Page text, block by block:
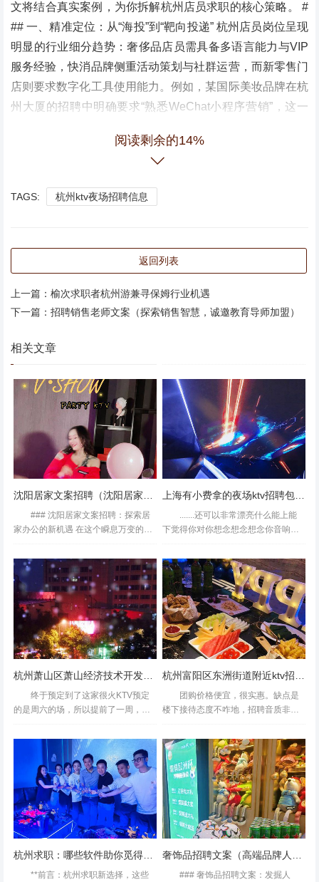
文将结合真实案例，为你拆解杭州店员求职的核心策略。 #
## 一、精准定位：从“海投”到“靶向投递” 杭州店员岗位呈现
明显的行业细分趋势：奢侈品店员需具备多语言能力与VIP
服务经验，快消品牌侧重活动策划与社群运营，而新零售门
店则要求数字化工具使用能力。例如，某国际美妆品牌在杭
州大厦的招聘中明确要求“熟悉WeChat小程序营销”，这一
分析自身优势**：外语能力突出者可聚焦进口商品店，擅长
社交媒体运营者适合新消费品牌； 2. **研究企业背景**：通
过天眼查查询企业注册资本、参保人数，规避皮包公司风
险； 3. **匹配岗位关键词**：在招聘平台搜索“高端零售”“客
级：超越基础服务的核心竞争力 杭州某连锁茶饮品牌负责
人透露：“现在招聘更看重‘场景化服务能力’。”例如，店员需
能根据顾客穿搭推荐饮品搭配，或通过观察聊天内容判断潜
在需求。这种转变源于杭州消费者对“情绪价值”的重视——
**实战技巧**： - **模拟服务场景**：面试前准备3个“如何化
解顾客抱怨”的案例，用STAR法则（情境-任务-行动-结果）
阐述； - **展示学习能力**：提及自学过的《零售心理学》
或参与过的服务培训课程； - **突出本地化优势**：强调对
杭州商圈、交通路线的熟悉度，展现快速适应能力。 ###
三、避坑指南：识别虚假招聘的三大信号 近期，杭州警方
破获多起以“高薪店员”为名的诈骗案。某求职者曾遭遇“缴纳
点与品牌； - 面试地点在居民楼或咖啡馆等非正规场所； -
阅读剩余的14%
TAGS: 杭州ktv夜场招聘信息
返回列表
上一篇： 榆次求职者杭州游兼寻保姆行业机遇
下一篇： 招聘销售老师文案（探索销售智慧，诚邀教育导师加盟）
相关文章
沈阳居家文案招聘（沈阳居家文案创意招募）
### 沈阳居家文案招聘：探索居
家办公的新机遇 在这个瞬息万变的数
它不仅为职场人士提供了灵活的工作
模式，还为企业创造了更多元化的招
聘空间。沈阳，作为东...
上海有小费拿的夜场ktv招聘包厢公主,招聘联系方式是什么
.......还可以非常漂亮什么能上能
下觉得你对你想念想念想念你音响效
还不错，皇室音效很棒，就是晚去了
只唱了两个钟而已。东西还可以，就
是没有评论说得那么...
终于预定到了这家很火KTV预定
的是周六的场，所以提前了一周，超
看到巨大纯K标志，环境挺大的而且没
有其他KTV那么嘈杂跟烟味，非常不
错,设施：小包间也不错...
团购价格便宜，很实惠。缺点是
楼下接待态度不咋地，招聘音质非常
了自助真心别尝试K歌环境舒适图片好
看是拍照技术好不代表美味、
……………………,女，噢噢噢噢噢...
杭州求职：哪些软件助你觅得心仪行业岗
**前言：杭州求职新选择，这些
奢饰品招聘文案（高端品牌人才招募启事）
### 奢饰品招聘文案：发掘人